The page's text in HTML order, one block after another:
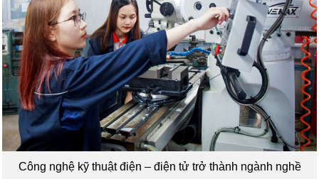
Công nghệ kỹ thuật điện – điện tử trở thành ngành nghề